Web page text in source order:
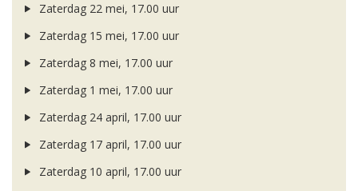
Zaterdag 22 mei, 17.00 uur
Zaterdag 15 mei, 17.00 uur
Zaterdag 8 mei, 17.00 uur
Zaterdag 1 mei, 17.00 uur
Zaterdag 24 april, 17.00 uur
Zaterdag 17 april, 17.00 uur
Zaterdag 10 april, 17.00 uur